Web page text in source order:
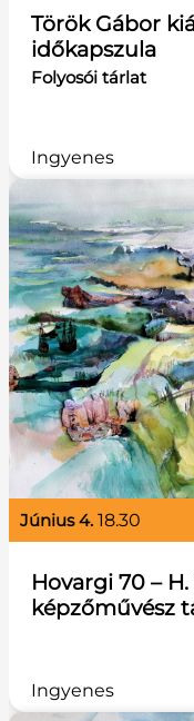
Török Gábor
időkapszula
Folyosói tárlat
Ingyenes
Hovargi 70 –
képzőművész
június 4. 18.30
Ingyenes